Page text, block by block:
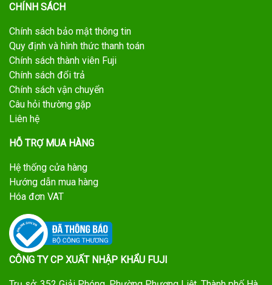
CHÍNH SÁCH
Chính sách bảo mật thông tin
Quy định và hình thức thanh toán
Chính sách thành viên Fuji
Chính sách đổi trả
Chính sách vận chuyển
Câu hỏi thường gặp
Liên hệ
HỖ TRỢ MUA HÀNG
Hệ thống cửa hàng
Hướng dẫn mua hàng
Hóa đơn VAT
CÔNG TY CP XUẤT NHẬP KHẨU FUJI